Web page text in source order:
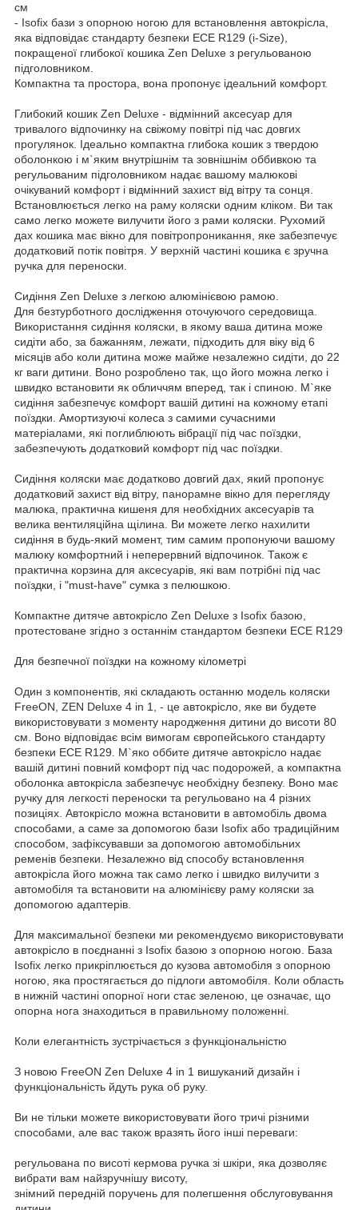
см
- Isofix бази з опорною ногою для встановлення автокрісла,
яка відповідає стандарту безпеки ECE R129 (i-Size),
покращеної глибокої кошика Zen Deluxe з регульованою
підголовником.
Компактна та простора, вона пропонує ідеальний комфорт.
Глибокий кошик Zen Deluxe - відмінний аксесуар для
тривалого відпочинку на свіжому повітрі під час довгих
прогулянок. Ідеально компактна глибока кошик з твердою
оболонкою і м`яким внутрішнім та зовнішнім оббивкою та
регульованим підголовником надає вашому малюкові
очікуваний комфорт і відмінний захист від вітру та сонця.
Встановлюється легко на раму коляски одним кліком. Ви так
само легко можете вилучити його з рами коляски. Рухомий
дах кошика має вікно для повітропроникання, яке забезпечує
додатковий потік повітря. У верхній частині кошика є зручна
ручка для переноски.
Сидіння Zen Deluxe з легкою алюмінієвою рамою.
Для безтурботного дослідження оточуючого середовища.
Використання сидіння коляски, в якому ваша дитина може
сидіти або, за бажанням, лежати, підходить для віку від 6
місяців або коли дитина може майже незалежно сидіти, до 22
кг ваги дитини. Воно розроблено так, що його можна легко і
швидко встановити як обличчям вперед, так і спиною. М`яке
сидіння забезпечує комфорт вашій дитині на кожному етапі
поїздки. Амортизуючі колеса з самими сучасними
матеріалами, які поглиблюють вібрації під час поїздки,
забезпечують додатковий комфорт під час поїздки.
Сидіння коляски має додатково довгий дах, який пропонує
додатковий захист від вітру, панорамне вікно для перегляду
малюка, практична кишеня для необхідних аксесуарів та
велика вентиляційна щілина. Ви можете легко нахилити
сидіння в будь-який момент, тим самим пропонуючи вашому
малюку комфортний і неперервний відпочинок. Також є
практична корзина для аксесуарів, які вам потрібні під час
поїздки, і "must-have" сумка з пелюшкою.
Компактне дитяче автокрісло Zen Deluxe з Isofix базою,
протестоване згідно з останнім стандартом безпеки ECE R129
Для безпечної поїздки на кожному кілометрі
Один з компонентів, які складають останню модель коляски
FreeON, ZEN Deluxe 4 in 1, - це автокрісло, яке ви будете
використовувати з моменту народження дитини до висоти 80
см. Воно відповідає всім вимогам європейського стандарту
безпеки ECE R129. М`яко оббите дитяче автокрісло надає
вашій дитині повний комфорт під час подорожей, а компактна
оболонка автокрісла забезпечує необхідну безпеку. Воно має
ручку для легкості переноски та регульовано на 4 різних
позиціях. Автокрісло можна встановити в автомобіль двома
способами, а саме за допомогою бази Isofix або традиційним
способом, зафіксувавши за допомогою автомобільних
ременів безпеки. Незалежно від способу встановлення
автокрісла його можна так само легко і швидко вилучити з
автомобіля та встановити на алюмінієву раму коляски за
допомогою адаптерів.
Для максимальної безпеки ми рекомендуємо використовувати
автокрісло в поєднанні з Isofix базою з опорною ногою. База
Isofix легко прикріплюється до кузова автомобіля з опорною
ногою, яка простягається до підлоги автомобіля. Коли область
в нижній частині опорної ноги стає зеленою, це означає, що
опорна нога знаходиться в правильному положенні.
Коли елегантність зустрічається з функціональністю
З новою FreeON Zen Deluxe 4 in 1 вишуканий дизайн і
функціональність йдуть рука об руку.
Ви не тільки можете використовувати його тричі різними
способами, але вас також вразять його інші переваги:
регульована по висоті кермова ручка зі шкіри, яка дозволяє
вибрати вам найзручнішу висоту,
знімний передній поручень для полегшення обслуговування